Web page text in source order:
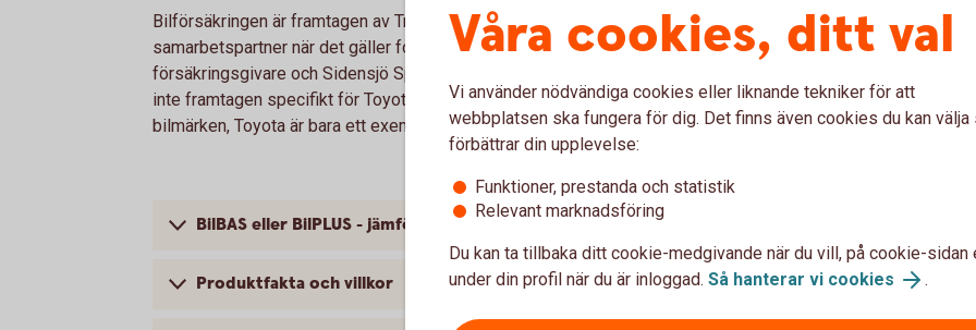
Bilförsäkringen är framtagen av Tre Kronor (ett bolag som ägs av Folksam) som är vår
samarbetspartner när det gäller fordonsförsäkringar. Tre Kronor Försäkring AB är
försäkringsgivare och Sidensjö Sparbank är försäkringsförmedlare. Bilförsäkringen är
inte framtagen specifikt för Toyota; bilförsäkringen vi erbjuder kan tecknas för alla
bilmärken, Toyota är bara ett exempel.
BilBAS eller BilPLUS - jämför innehåll
Produktfakta och villkor
Våra cookies, ditt val
Vi använder nödvändiga cookies eller liknande tekniker för att
webbplatsen ska fungera för dig. Det finns även cookies du kan välja
förbättrar din upplevelse:
Funktioner, prestanda och statistik
Relevant marknadsföring
Du kan ta tillbaka ditt cookie-medgivande när du vill, på cookie-sidan
under din profil när du är inloggad. Så hanterar vi cookies .